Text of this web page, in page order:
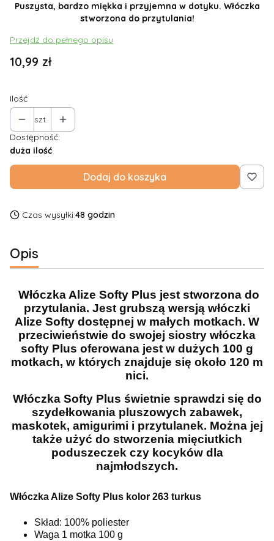
Puszysta, bardzo miękka i przyjemna w dotyku. Włóczka
stworzona do przytulania!
Przejdź do pełnego opisu
Cena
10,99 zł
Ilość
szt.
Dostępność:
duża ilość
Dodaj do koszyka
Czas wysyłki:48 godzin
Opis
Włóczka Alize Softy Plus jest stworzona do
przytulania. Jest grubszą wersją włóczki
Alize Softy dostępnej w małych motkach. W
przeciwieństwie do swojej siostry włóczka
softy Plus oferowana jest w dużych 100 g
motkach, w których znajduje się około 120 m
nici.
Włóczka Softy Plus świetnie sprawdzi się do
szydełkowania pluszowych zabawek,
maskotek, amigurimi i przytulanek. Można jej
także użyć do stworzenia mięciutkich
poduszeczek czy kocyków dla
najmłodszych.
Włóczka Alize Softy Plus kolor 263 turkus
Skład: 100% poliester
Waga 1 motka 100 g